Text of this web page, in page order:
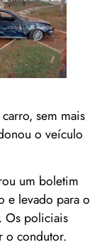
sem mais
o veículo
um boletim
e levado para o
Os policiais
o condutor.